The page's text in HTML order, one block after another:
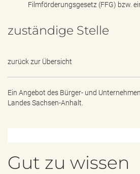
Filmförderungsgesetz (FFG) bzw.
zuständige Stelle
zurück zur Übersicht
Ein Angebot des Bürger- und
Landes Sachsen-Anhalt.
Gut zu wissen